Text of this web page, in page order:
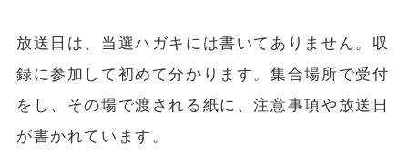
放送日は、当選ハガキには書いてありません。収
録に参加して初めて分かります。集合場所で受付
をし、その場で渡される紙に、注意事項や放送日
が書かれています。